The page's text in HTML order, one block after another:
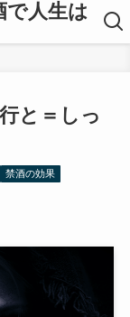
で人生は
と＝しっ
禁酒の効果